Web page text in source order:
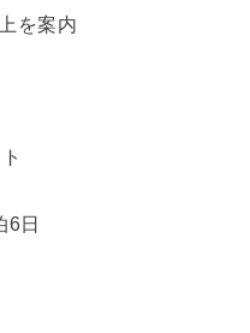
を案内
6日